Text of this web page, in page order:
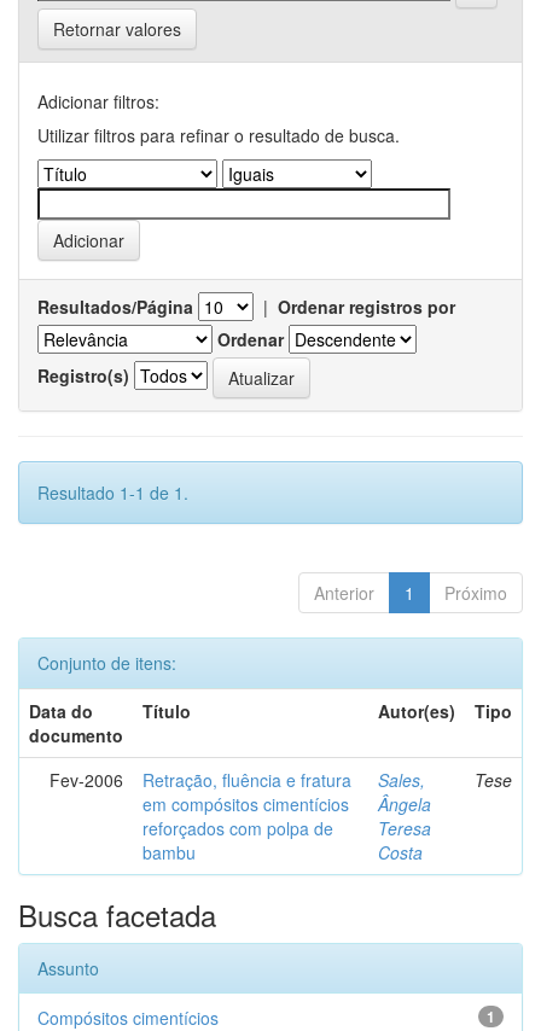
Retornar valores
Adicionar filtros:
Utilizar filtros para refinar o resultado de busca.
Resultados/Página | Ordenar registros por
Ordenar
Registro(s)
Resultado 1-1 de 1.
Anterior 1 Próximo
Conjunto de itens:
Data do
documento
Título Autor(es) Tipo
Fev-2006
Retração, fluência e fratura
em compósitos cimentícios
reforçados com polpa de
bambu
Sales,
Ângela
Teresa
Costa
Tese
Busca facetada
Assunto
1
Compósitos cimentícios